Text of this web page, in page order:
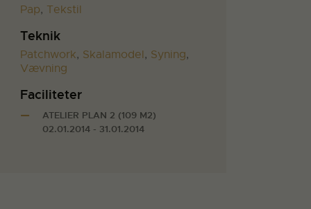
Pap, Tekstil
Teknik
Patchwork, Skalamodel, Syning,
Vævning
Faciliteter
ATELIER PLAN 2 (109 M2)
02.01.2014 - 31.01.2014